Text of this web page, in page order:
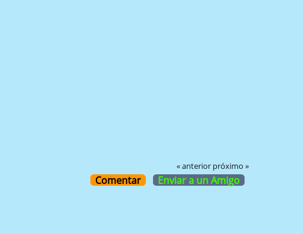
« anterior próximo »
Comentar Enviar a un Amigo